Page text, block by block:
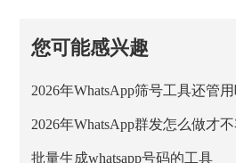
您可能感兴趣
2026年WhatsApp筛号工具还管用
2026年WhatsApp群发怎么做才
批量生成whatsapp号码的工具